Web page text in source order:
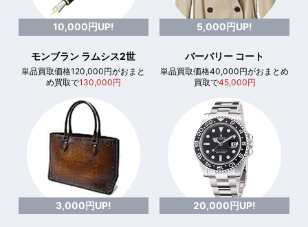
10,000円UP!
モンブラン ラムシス2世
単品買取価格120,000円がおまと
め買取で130,000円
5,000円UP!
バーバリー コート
単品買取価格40,000円がおまとめ
買取で45,000円
3,000円UP! 20,000円UP!